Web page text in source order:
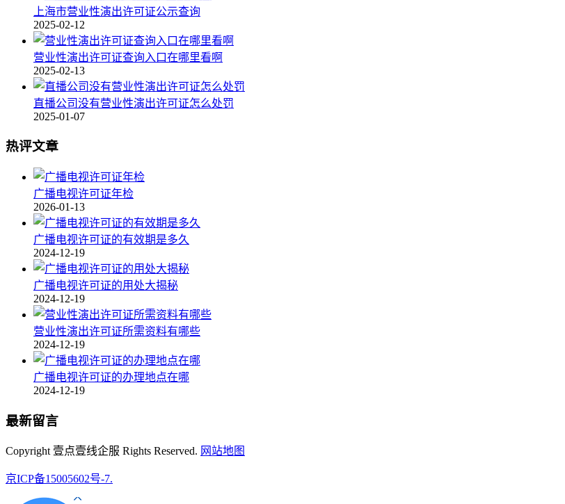
上海市营业性演出许可证公示查询
2025-02-12
营业性演出许可证查询入口在哪里看啊
2025-02-13
直播公司没有营业性演出许可证怎么处罚
2025-01-07
热评文章
广播电视许可证年检
2026-01-13
广播电视许可证的有效期是多久
2024-12-19
广播电视许可证的用处大揭秘
2024-12-19
营业性演出许可证所需资料有哪些
2024-12-19
广播电视许可证的办理地点在哪
2024-12-19
最新留言
Copyright 壹点壹线企服 Rights Reserved. 网站地图
京ICP备15005602号-7.